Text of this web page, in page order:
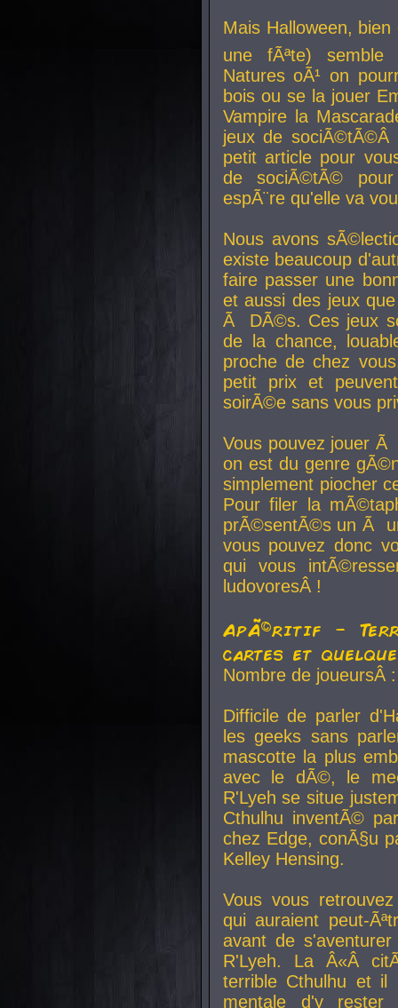
Mais Halloween, bien
une fÃªte) semble
Natures oÃ¹ on
bois ou se la jouer
Vampire la
jeux de
petit article pour
de sociÃ©tÃ©
espÃ¨re qu'elle va
Nous avons
existe beaucoup
faire passer une
et aussi des jeux
Ã DÃ©s. Ces jeux
de la chance,
proche de chez
petit prix et
soirÃ©e sans vous
Vous pouvez jouer
on est du genre
simplement piocher
Pour filer la
prÃ©sentÃ©s un Ã
vous pouvez donc
qui vous
ludovoresÂ !
ApÃ©ritif -
cartes et
Nombre de
Difficile de parler
les geeks sans
mascotte la plus
avec le dÃ©, le
R'Lyeh se situe
Cthulhu inventÃ©
chez Edge, conÃ§u
Kelley Hensing.
Vous vous
qui auraient peut-
avant de
R'Lyeh. La Â«Â
terrible Cthulhu et
mentale d'y rester